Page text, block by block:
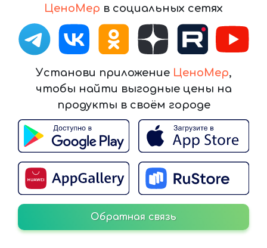
ЦеноМер в социальных сетях
Установи приложение ЦеноМер,
чтобы найти выгодные цены на
продукты в своём городе
Обратная связь